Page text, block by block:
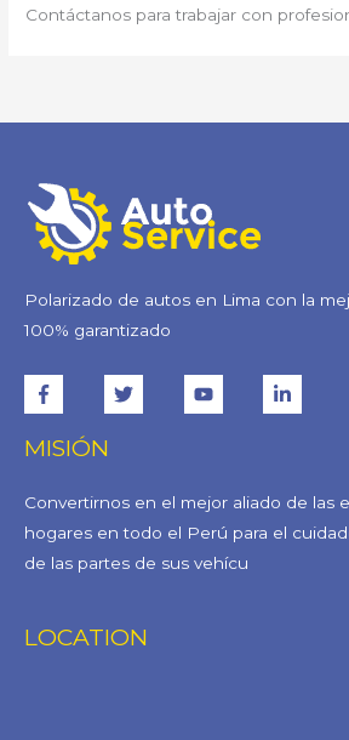
Contáctanos para trabajar con
Polarizado de autos en Lima con la
100% garantizado
MISIÓN
Convertirnos en el mejor aliado de las
hogares en todo el Perú para el
de las partes de sus vehícu
LOCATION